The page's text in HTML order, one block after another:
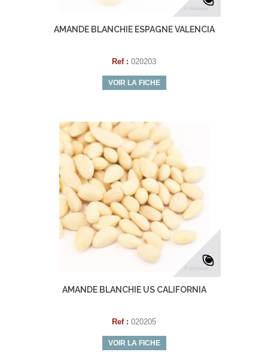
AMANDE BLANCHIE ESPAGNE VALENCIA
Ref : 020203
VOIR LA FICHE
AMANDE BLANCHIE US CALIFORNIA
Ref : 020205
VOIR LA FICHE